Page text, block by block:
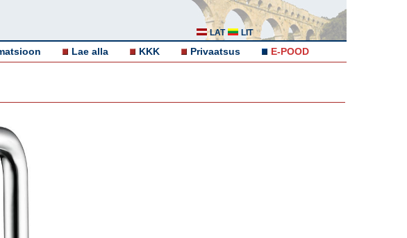
LAT LIT
Lae alla KKK Privaatsus E-POOD